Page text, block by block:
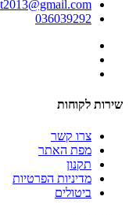
036039292
שירות לקוחות
צרו קשר
מפת האתר
תקנון
מדיניות הפרטיות
ביטולים